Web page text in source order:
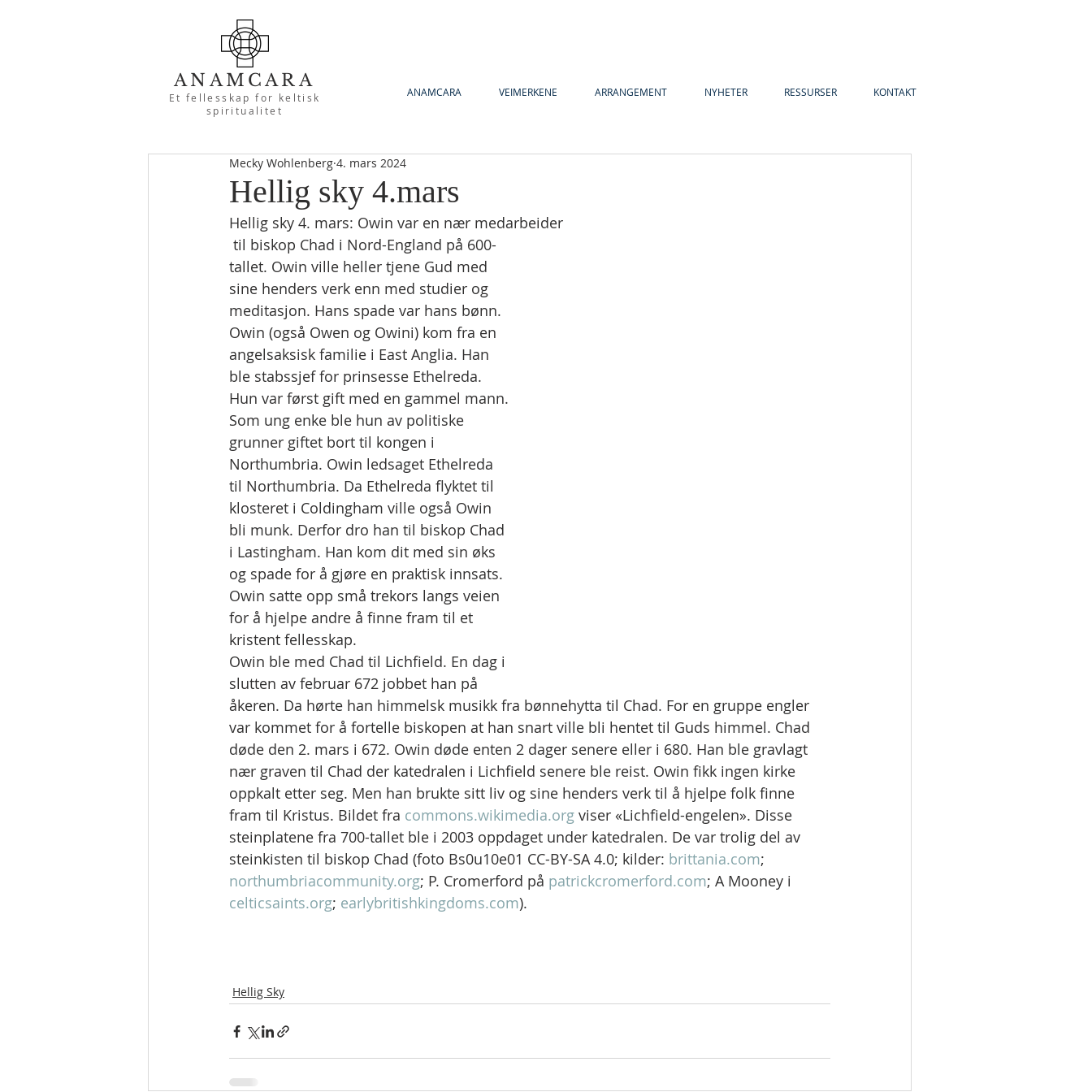
ANAMCARA
Et fellesskap for keltisk
spiritualitet
ANAMCARA VEIMERKENE ARRANGEMENT NYHETER RESSURSER KONTAKT
Hellig sky 4.mars
Mecky Wohlenberg 4. mars 2024
Hellig sky 4. mars: Owin var en nær medarbeider
tallet. Owin ville heller tjene Gud med
sine henders verk enn med studier og
meditasjon. Hans spade var hans bønn.
Owin (også Owen og Owini) kom fra en
angelsaksisk familie i East Anglia. Han
ble stabssjef for prinsesse Ethelreda.
Hun var først gift med en gammel mann.
Som ung enke ble hun av politiske
grunner giftet bort til kongen i
Northumbria. Owin ledsaget Ethelreda
til Northumbria. Da Ethelreda flyktet til
klosteret i Coldingham ville også Owin
bli munk. Derfor dro han til biskop Chad
i Lastingham. Han kom dit med sin øks
og spade for å gjøre en praktisk innsats.
Owin satte opp små trekors langs veien
for å hjelpe andre å finne fram til et
kristent fellesskap.
Owin ble med Chad til Lichfield. En dag i
slutten av februar 672 jobbet han på
åkeren. Da hørte han himmelsk musikk fra bønnehytta til Chad. For en gruppe engler
var kommet for å fortelle biskopen at han snart ville bli hentet til Guds himmel. Chad
døde den 2. mars i 672. Owin døde enten 2 dager senere eller i 680. Han ble gravlagt
nær graven til Chad der katedralen i Lichfield senere ble reist. Owin fikk ingen kirke
oppkalt etter seg. Men han brukte sitt liv og sine henders verk til å hjelpe folk finne
fram til Kristus. Bildet fra commons.wikimedia.org viser «Lichfield-engelen». Disse
steinplatene fra 700-tallet ble i 2003 oppdaget under katedralen. De var trolig del av
steinkisten til biskop Chad (foto Bs0u10e01 CC-BY-SA 4.0; kilder: brittania.com;
northumbriacommunity.org; P. Cromerford på patrickcromerford.com; A Mooney i
celticsaints.org; earlybritishkingdoms.com).
Hellig Sky